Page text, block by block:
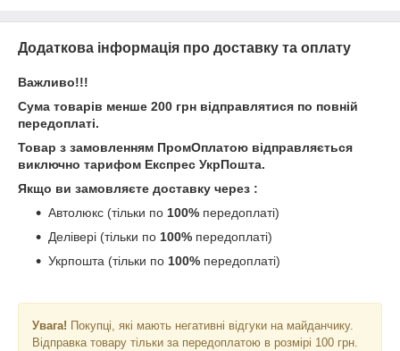
Додаткова інформація про доставку та оплату
Важливо!!!
Сума товарів менше 200 грн відправлятися по повній
передоплаті.
Товар з замовленням ПромОплатою відправляється
виключно тарифом Експрес УкрПошта.
Якщо ви замовляєте доставку через :
Автолюкс (тільки по 100% передоплаті)
Делівері (тільки по 100% передоплаті)
Укрпошта (тільки по 100% передоплаті)
Увага! Покупці, які мають негативні відгуки на майданчику.
Відправка товару тільки за передоплатою в розмірі 100 грн.